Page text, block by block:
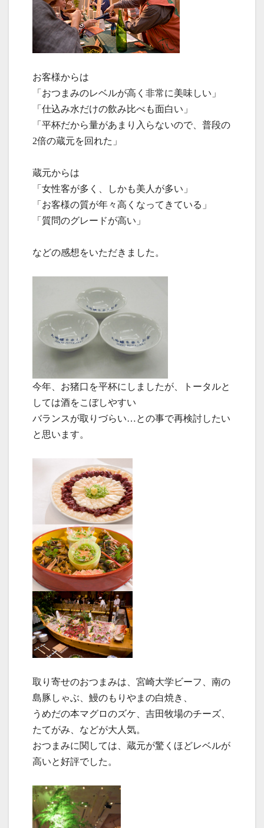
お客様からは
「おつまみのレベルが高く非常に美味しい」
「仕込み水だけの飲み比べも面白い」
「平杯だから量があまり入らないので、普段の
2倍の蔵元を回れた」
蔵元からは
「女性客が多く、しかも美人が多い」
「お客様の質が年々高くなってきている」
「質問のグレードが高い」
などの感想をいただきました。
今年、お猪口を平杯にしましたが、トータルと
しては酒をこぼしやすい
バランスが取りづらい…との事で再検討したい
と思います。
取り寄せのおつまみは、宮崎大学ビーフ、南の
島豚しゃぶ、鰻のもりやまの白焼き、
うめだの本マグロのズケ、吉田牧場のチーズ、
たてがみ、などが大人気。
おつまみに関しては、蔵元が驚くほどレベルが
高いと好評でした。